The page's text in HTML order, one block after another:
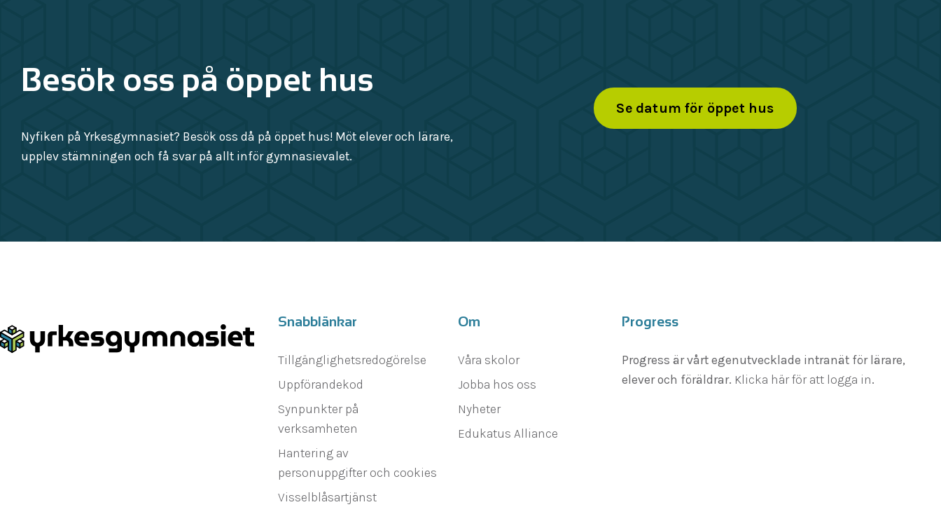
Besök oss på öppet hus
Nyfiken på Yrkesgymnasiet? Besök oss då på öppet hus! Möt elever och lärare,
upplev stämningen och få svar på allt inför gymnasievalet.
Se datum för öppet hus
Snabblänkar
Tillgänglighetsredogörelse
Uppförandekod
Synpunkter på
verksamheten
Hantering av
personuppgifter och cookies
Visselblåsartjänst
Om
Våra skolor
Jobba hos oss
Nyheter
Edukatus Alliance
Progress
Progress är vårt egenutvecklade intranät för lärare,
elever och föräldrar. Klicka här för att logga in.